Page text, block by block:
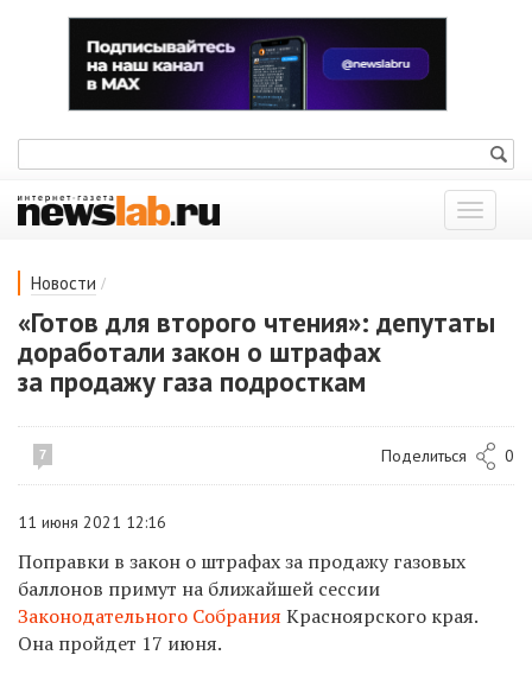
Показать
меню
Новости /
«Готов для второго чтения»: депутаты
доработали закон о штрафах
за продажу газа подросткам
7 Поделиться 0
11 июня 2021 12:16
Поправки в закон о штрафах за продажу газовых
баллонов примут на ближайшей сессии
Законодательного Собрания Красноярского края.
Она пройдет 17 июня.